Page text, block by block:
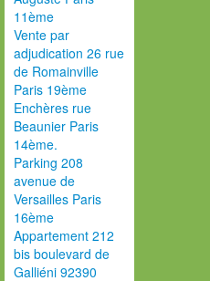
11ème
Vente par
adjudication 26 rue
de Romainville
Paris 19ème
Enchères rue
Beaunier Paris
14ème.
Parking 208
avenue de
Versailles Paris
16ème
Appartement 212
bis boulevard de
Galliéni 92390